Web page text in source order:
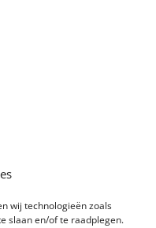
wij technologieën zoals
slaan en/of te raadplegen.